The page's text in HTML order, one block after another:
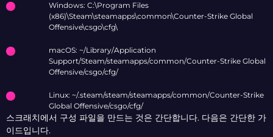
Windows: C:\Program Files
(x86)\Steam\steamapps\common\Counter-Strike Global
Offensive\csgo\cfg\
macOS: ~/Library/Application
Support/Steam/steamapps/common/Counter-Strike Global
Offensive/csgo/cfg/
Linux: ~/.steam/steam/steamapps/common/Counter-Strike
Global Offensive/csgo/cfg/
스크래치에서 구성 파일을 만드는 것은 간단합니다. 다음은 간단한 가
이드입니다.